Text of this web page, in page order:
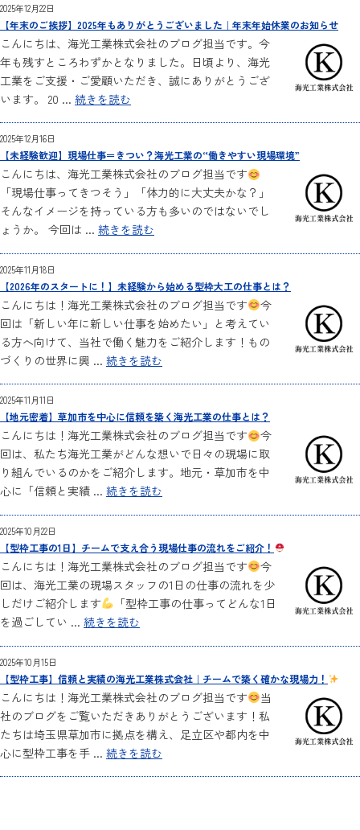
2025年12月22日
【年末のご挨拶】2025年もありがとうございました｜年末年始休業のお知らせ
こんにちは、海光工業株式会社のブログ担当です。今
年も残すところわずかとなりました。日頃より、海光
工業をご支援・ご愛顧いただき、誠にありがとうござ
います。 20 ... 続きを読む
2025年12月16日
【未経験歓迎】現場仕事＝きつい？海光工業の“働きやすい現場環境”
こんにちは、海光工業株式会社のブログ担当です
「現場仕事ってきつそう」「体力的に大丈夫かな？」
そんなイメージを持っている方も多いのではないでし
ょうか。 今回は ... 続きを読む
2025年11月18日
【2026年のスタートに！】未経験から始める型枠大工の仕事とは？
こんにちは！海光工業株式会社のブログ担当です
今
回は「新しい年に新しい仕事を始めたい」と考えてい
る方へ向けて、当社で働く魅力をご紹介します！もの
づくりの世界に興 ... 続きを読む
2025年11月11日
【地元密着】草加市を中心に信頼を築く海光工業の仕事とは？
こんにちは！海光工業株式会社のブログ担当です
今
回は、私たち海光工業がどんな想いで日々の現場に取
り組んでいるのかをご紹介します。地元・草加市を中
心に「信頼と実績 ... 続きを読む
2025年10月22日
【型枠工事の1日】チームで支え合う現場仕事の流れをご紹介！
こんにちは！海光工業株式会社のブログ担当です
今
回は、海光工業の現場スタッフの1日の仕事の流れを少
しだけご紹介します
「型枠工事の仕事ってどんな1日
を過ごしてい ... 続きを読む
2025年10月15日
【型枠工事】信頼と実績の海光工業株式会社｜チームで築く確かな現場力！
こんにちは！海光工業株式会社のブログ担当です
当
社のブログをご覧いただきありがとうございます！私
たちは埼玉県草加市に拠点を構え、足立区や都内を中
心に型枠工事を手 ... 続きを読む